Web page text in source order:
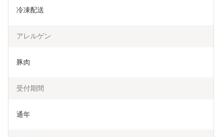
冷凍配送
アレルゲン
豚肉
受付期間
通年